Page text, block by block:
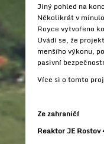
Jiný pohled na
Několikrát v
Royce vytvořeno
Uvádí se, že
menšího výkonu,
pasivní
Více si o tomto
Ze zahraničí
Reaktor JE